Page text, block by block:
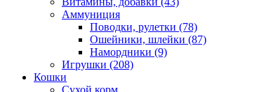
Аммуниция
Поводки, рулетки (78)
Ошейники, шлейки (87)
Намордники (9)
Игрушки (208)
Кошки
Сухой корм